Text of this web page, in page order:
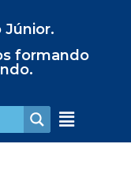
Júnior.
formando